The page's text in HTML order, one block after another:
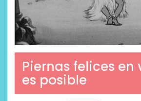
Piernas felices en
es posible